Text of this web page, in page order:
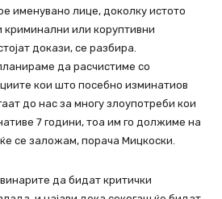
именувано лице, доколку истото
или коруптивни
докази, се разбира.
да расчистиме со
кои што посебно изминатиов
до нас за многу злоупотреби кои
7 години, тоа им го должиме на
се заложам, порача Мицкоски.
да бидат критички